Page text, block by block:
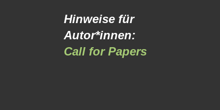
Hinweise für
Autor*innen:
Call for Papers